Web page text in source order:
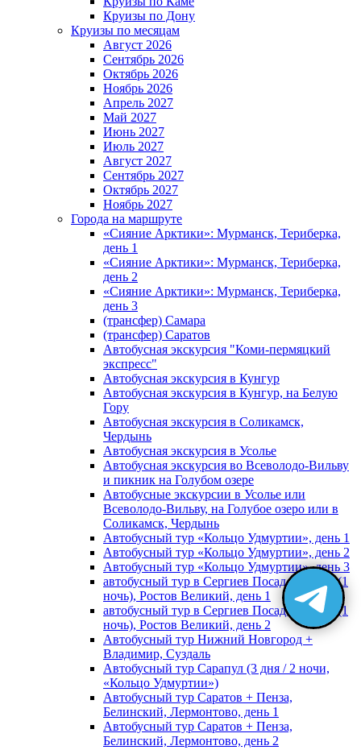
Круизы по Дону
Круизы по месяцам
Август 2026
Сентябрь 2026
Октябрь 2026
Ноябрь 2026
Апрель 2027
Май 2027
Июнь 2027
Июль 2027
Август 2027
Сентябрь 2027
Октябрь 2027
Ноябрь 2027
Города на маршруте
«Сияние Арктики»: Мурманск, Териберка,
день 1
«Сияние Арктики»: Мурманск, Териберка,
день 2
«Сияние Арктики»: Мурманск, Териберка,
день 3
(трансфер) Самара
(трансфер) Саратов
Автобусная экскурсия "Коми-пермяцкий
экспресс"
Автобусная экскурсия в Кунгур
Автобусная экскурсия в Кунгур, на Белую
Гору
Автобусная экскурсия в Соликамск,
Чердынь
Автобусная экскурсия в Усолье
Автобусная экскурсия во Всеволодо-Вильву
и пикник на Голубом озере
Автобусные экскурсии в Усолье или
Всеволодо-Вильву, на Голубое озеро или в
Соликамск, Чердынь
Автобусный тур «Кольцо Удмуртии», день 1
Автобусный тур «Кольцо Удмуртии», день 2
Автобусный тур «Кольцо Удмуртии», день 3
автобусный тур в Сергиев Посад, Москву (1
ночь), Ростов Великий, день 1
автобусный тур в Сергиев Посад, Москву (1
ночь), Ростов Великий, день 2
Автобусный тур Нижний Новгород +
Владимир, Суздаль
Автобусный тур Сарапул (3 дня / 2 ночи,
«Кольцо Удмуртии»)
Автобусный тур Саратов + Пенза,
Белинский, Лермонтово, день 1
Автобусный тур Саратов + Пенза,
Белинский, Лермонтово, день 2